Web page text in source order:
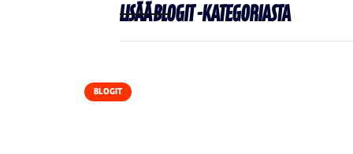
LisääBlogit-kategoriasta
BLOGIT